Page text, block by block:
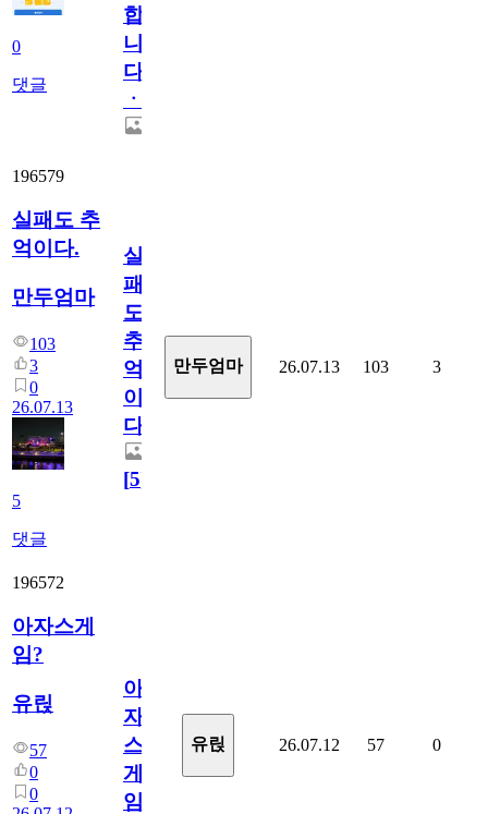
0
댓글
합
니
다
ㆍ
196579
실패도 추
억이다.
만두엄마
103
3
0
26.07.13
5
댓글
실
패
도
추
억
이
다.
[5]
만두엄마 26.07.13 103 3
196572
아자스게
임?
유릱
57
0
0
아
자
스
게
임?
유릱 26.07.12 57 0